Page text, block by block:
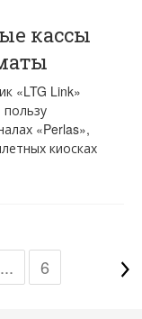
кассы
«LTG Link»
«Perlas»,
киосках
... 6